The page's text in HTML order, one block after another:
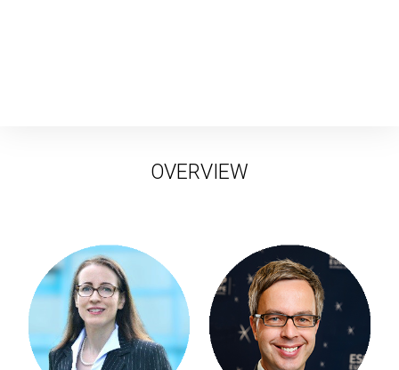
OVERVIEW